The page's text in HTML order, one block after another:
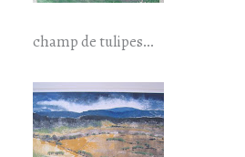
champ de tulipes…